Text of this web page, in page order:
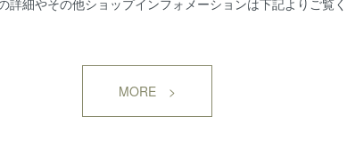
詳細やその他ショップインフォメーションは下記よりご覧
MORE >